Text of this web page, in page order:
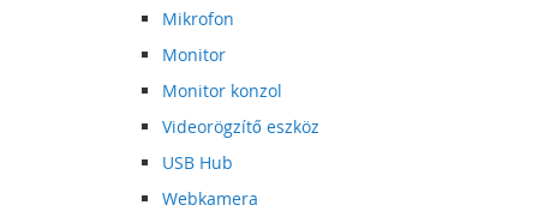
Mikrofon
Monitor
Monitor konzol
Videorögzítő eszköz
USB Hub
Webkamera